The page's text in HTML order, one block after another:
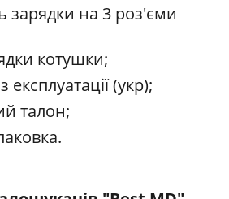
зарядки на 3 роз'єми
котушки;
експлуатації (укр);
талон;